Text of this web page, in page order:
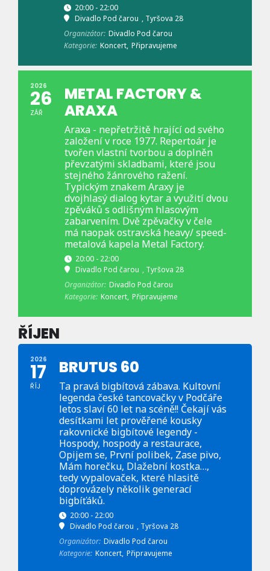
20:00 - 22:00
Divadlo Pod čarou , Tyršova 28
Organizátor: Divadlo Pod čarou
Kategorie: Koncert, Připravujeme
2026
26
ZÁŘ
METAL FACTORY &
ARAXA
Araxa - nepřetržitě hrající od svého
založení v roce 1977. Repertoár je
tvořen vlastní tvorbou a doplněn
převzatými skladbami, které jsou
stejného žánrového ražení.
Typickým znakem Araxy je
dvojhlasý dialog kytar a využití dvou
zpěváků s odlišným hlasovým
zabarvením. Dvě zpěvačky v čele
má naopak ostravská heavy/ speed-
metalová kapela Metal Factory.
20:00 - 22:00
Divadlo Pod čarou , Tyršova 28
Organizátor: Divadlo Pod čarou
Kategorie: Koncert, Připravujeme
ŘÍJEN
2026
17
ŘÍJ
BRUTUS 60
Ta pravá bigbítová zábava. Kultovní
legenda české tancovačky v Podčáře
letos slaví 60 let na scéně!! Čekají vás
desítkami let prověřené kousky
rakovnické bigbítové legendy -
Hospody, hospody a restaurace,
Opijem se, První polibek, Zase pivo,
Mám horečku, Dlažební kostka…,
tedy vypalovaček, které hlasitě
doprovázely několik generací
bigbíťáků.
20:00 - 22:00
Divadlo Pod čarou , Tyršova 28
Organizátor: Divadlo Pod čarou
Kategorie: Koncert, Připravujeme